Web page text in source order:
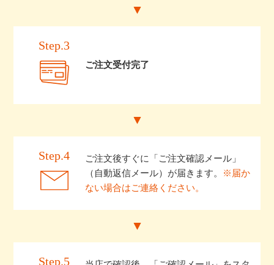
Step.3
ご注文受付完了
Step.4
ご注文後すぐに「ご注文確認メール」
（自動返信メール）が届きます。
※届か
ない場合はご連絡ください。
Step.5